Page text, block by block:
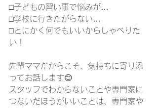
□子どもの習い事で悩みが…
□学校に行きたがらない…
□とにかく何でもいいからしゃべりた
い！
先輩ママだからこそ、気持ちに寄り添
ってお話します😊
スタッフでわからないことや専門家に
つないだほうがいいことは、専門家や